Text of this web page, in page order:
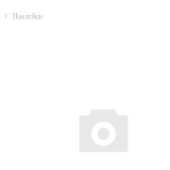
Наклейки